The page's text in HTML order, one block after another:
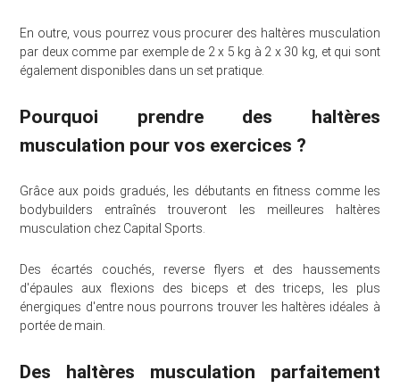
En outre, vous pourrez vous procurer des haltères musculation
par deux comme par exemple de 2 x 5 kg à 2 x 30 kg, et qui sont
également disponibles dans un set pratique.
Pourquoi prendre des haltères
musculation pour vos exercices ?
Grâce aux poids gradués, les débutants en fitness comme les
bodybuilders entraînés trouveront les meilleures haltères
musculation chez Capital Sports.
Des écartés couchés, reverse flyers et des haussements
d'épaules aux flexions des biceps et des triceps, les plus
énergiques d'entre nous pourrons trouver les haltères idéales à
portée de main.
Des haltères musculation parfaitement